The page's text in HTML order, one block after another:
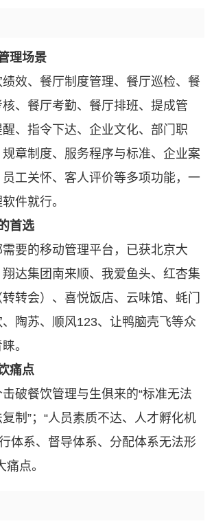
理场景
效、餐厅制度管理、餐厅巡检、餐
、餐厅考勤、餐厅排班、提成管
、指令下达、企业文化、部门职
章制度、服务程序与标准、企业案
工关怀、客人评价等多项功能，一
件就行。
首选
要的移动管理平台，已获北京大
达集团南来顺、我爱鱼头、红杏集
转会）、喜悦饭店、云味馆、蚝门
陶苏、顺风123、让鸭脑壳飞等众
。
痛点
破餐饮管理与生俱来的“标准无法
制”；“人员素质不达、人才孵化机
体系、督导体系、分配体系无法形
痛点。